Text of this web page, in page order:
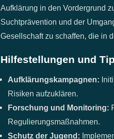
Aufklärung in den Vordergrund
Suchtprävention und der
Gesellschaft zu schaffen, die in
Hilfestellungen und
Aufklärungskampagnen:
Risiken aufzuklären.
Forschung und Monitoring:
Regulierungsmaßnahmen.
Schutz der Jugend: